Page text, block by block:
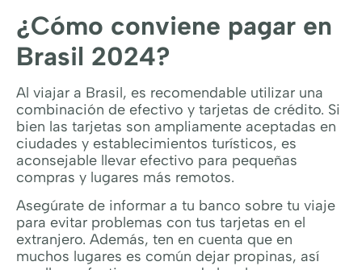
¿Cómo conviene pagar en
Brasil 2024?
Al viajar a Brasil, es recomendable utilizar una
combinación de efectivo y tarjetas de crédito. Si
bien las tarjetas son ampliamente aceptadas en
ciudades y establecimientos turísticos, es
aconsejable llevar efectivo para pequeñas
compras y lugares más remotos.
Asegúrate de informar a tu banco sobre tu viaje
para evitar problemas con tus tarjetas en el
extranjero. Además, ten en cuenta que en
muchos lugares es común dejar propinas, así